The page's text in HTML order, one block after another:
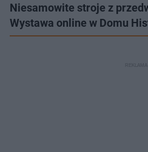
Niesamowite stroje z
Wystawa online w Domu